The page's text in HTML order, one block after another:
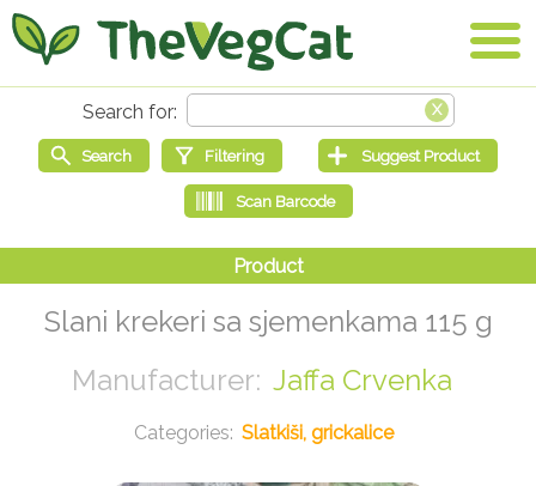
Slani krekeri sa sjemenkama 115 g
Jaffa Crvenka
Slatkiši, grickalice